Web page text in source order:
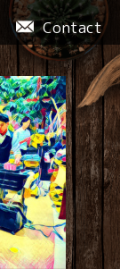
Contact